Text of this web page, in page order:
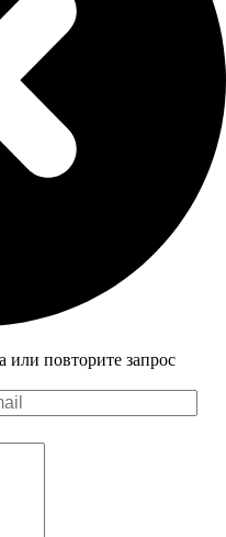
или повторите запрос